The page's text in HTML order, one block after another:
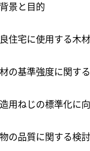
景と目的
宅に使用する木
の基準強度に関す
用ねじの標準化に
の品質に関する検討